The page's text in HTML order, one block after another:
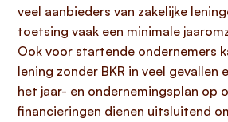
veel aanbieders van zakelijke
toetsing vaak een minimale
Ook voor startende ondernemers
lening zonder BKR in veel gevallen
het jaar- en ondernemingsplan op
financieringen dienen uitsluitend